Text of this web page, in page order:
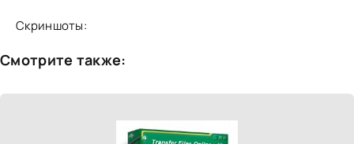
Скриншоты:
Смотрите также: